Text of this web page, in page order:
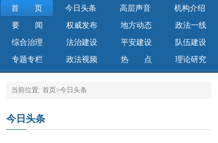
首页 今日头条 高层声音 机构介绍
要闻 权威发布 地方动态 政法一线
综合治理 法治建设 平安建设 队伍建设
专题专栏 政法视频 热点 理论研究
当前位置:首页>今日头条
今日头条